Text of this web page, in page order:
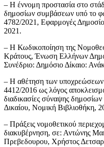
– Η έννομη προστασία στο
δημοσίων συμβάσεων υπό το
4782/2021, Εφαρμογές
2021.
– Η Κωδικοποίηση της
Κράτους, Ένωση Ελλήνων
Συνέδριο: Δημόσιο Δίκαιο:
– Η αθέτηση των
4412/2016 ως λόγος
διαδικασίες σύναψης
Δικαίου, Νομική Βιβλιοθήκη,
– Πράξεις νομοθετικού
διακυβέρνηση, σε: Αντώνης
Πρεβεδουρου, Χρήστος